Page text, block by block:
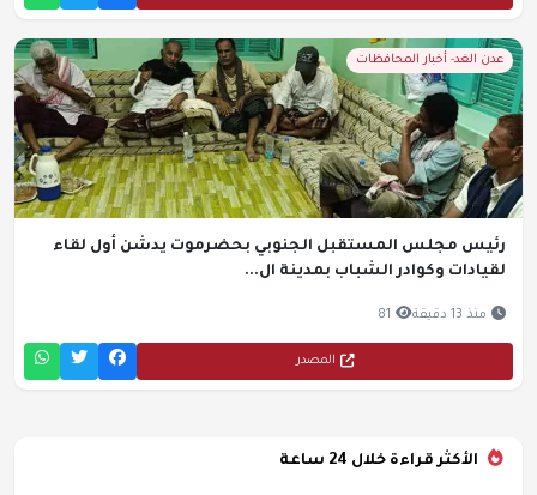
عدن الغد- أخبار المحافظات
رئيس مجلس المستقبل الجنوبي بحضرموت يدشن أول لقاء
لقيادات وكوادر الشباب بمدينة ال...
منذ 13 دقيقة 81
المصدر
الأكثر قراءة خلال 24 ساعة